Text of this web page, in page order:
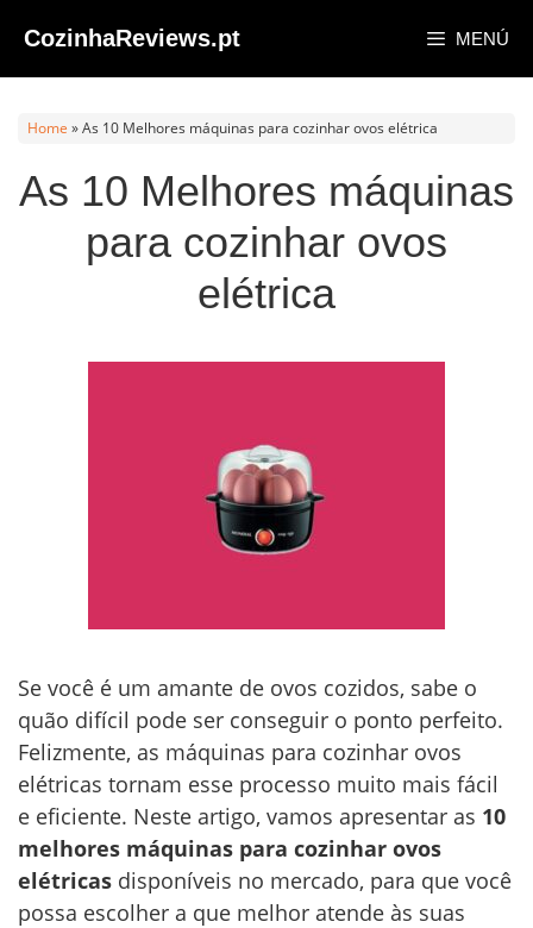
contenido
CozinhaReviews.pt MENÚ
Home »As 10 Melhores máquinas para cozinhar ovos elétrica
As 10 Melhores máquinas
para cozinhar ovos
elétrica
Se você é um amante de ovos cozidos, sabe o
quão difícil pode ser conseguir o ponto perfeito.
Felizmente, as máquinas para cozinhar ovos
elétricas tornam esse processo muito mais fácil
e eficiente. Neste artigo, vamos apresentar as 10
melhores máquinas para cozinhar ovos
elétricas disponíveis no mercado, para que você
possa escolher a que melhor atende às suas